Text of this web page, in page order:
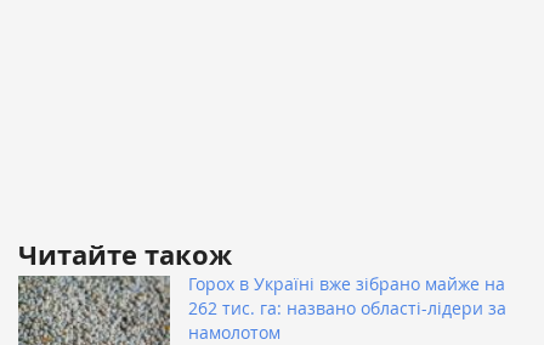
Читайте також
Горох в Україні вже зібрано майже на
262 тис. га: названо області-лідери за
намолотом